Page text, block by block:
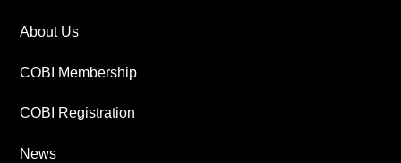
About Us
COBI Membership
COBI Registration
News